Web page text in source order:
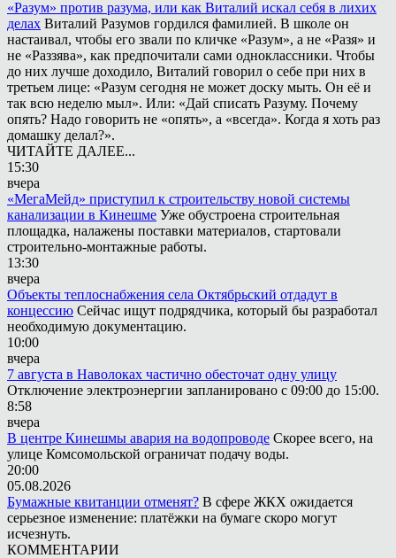
«Разум» против разума, или как Виталий искал себя в лихих
делах Виталий Разумов гордился фамилией. В школе он
настаивал, чтобы его звали по кличке «Разум», а не «Разя» и
не «Раззява», как предпочитали сами одноклассники. Чтобы
до них лучше доходило, Виталий говорил о себе при них в
третьем лице: «Разум сегодня не может доску мыть. Он её и
так всю неделю мыл». Или: «Дай списать Разуму. Почему
опять? Надо говорить не «опять», а «всегда». Когда я хоть раз
домашку делал?».
ЧИТАЙТЕ ДАЛЕЕ...
15:30
вчера
«МегаМейд» приступил к строительству новой системы
канализации в Кинешме Уже обустроена строительная
площадка, налажены поставки материалов, стартовали
строительно-монтажные работы.
13:30
вчера
Объекты теплоснабжения села Октябрьский отдадут в
концессию Сейчас ищут подрядчика, который бы разработал
необходимую документацию.
10:00
вчера
7 августа в Наволоках частично обесточат одну улицу
Отключение электроэнергии запланировано с 09:00 до 15:00.
8:58
вчера
В центре Кинешмы авария на водопроводе Скорее всего, на
улице Комсомольской ограничат подачу воды.
20:00
05.08.2026
Бумажные квитанции отменят? В сфере ЖКХ ожидается
серьезное изменение: платёжки на бумаге скоро могут
исчезнуть.
КОММЕНТАРИИ